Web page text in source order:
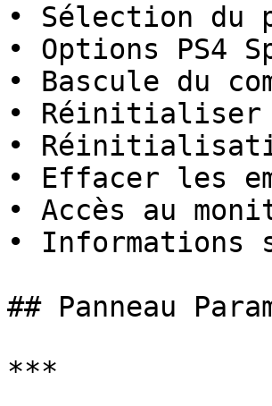
• Sélection du
• Options PS4
• Bascule du
•
•
• Effacer les
• Accès au
• Informations
## Panneau
***